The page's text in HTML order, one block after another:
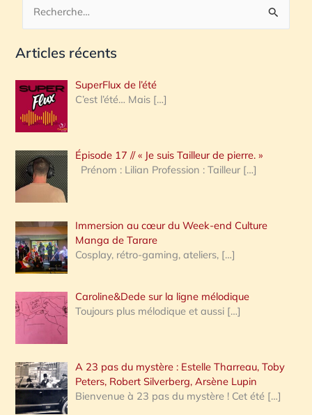
c
e
r
c
h
e
:
Articles récents
SuperFlux de l’été
C’est l’été… Mais […]
Épisode 17 // « Je suis Tailleur de pierre. »
Prénom : Lilian Profession : Tailleur […]
Immersion au cœur du Week-end Culture
Manga de Tarare
Cosplay, rétro-gaming, ateliers, […]
Caroline&Dede sur la ligne mélodique
Toujours plus mélodique et aussi […]
A 23 pas du mystère : Estelle Tharreau, Toby
Peters, Robert Silverberg, Arsène Lupin
Bienvenue à 23 pas du mystère ! Cet été […]